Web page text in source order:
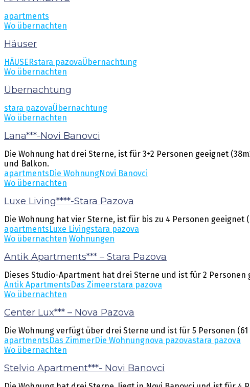
apartments
Wo übernachten
Häuser
HÄUSERstara pazovaÜbernachtung
Wo übernachten
Übernachtung
stara pazovaÜbernachtung
Wo übernachten
Lana***-Novi Banovci
Die Wohnung hat drei Sterne, ist für 3+2 Personen geeignet
und Balkon.
apartmentsDie WohnungNovi Banovci
Wo übernachten
Luxe Living****-Stara Pazova
Die Wohnung hat vier Sterne, ist für bis zu 4 Personen
apartmentsLuxe Livingstara pazova
Wo übernachten Wohnungen
Antik Apartments*** – Stara Pazova
Dieses Studio-Apartment hat drei Sterne und ist für 2 Personen
Antik ApartmentsDas Zimeerstara pazova
Wo übernachten
Center Lux*** – Nova Pazova
Die Wohnung verfügt über drei Sterne und ist für 5 Personen
apartmentsDas ZimmerDie Wohnungnova pazovastara pazova
Wo übernachten
Stelvio Apartment***- Novi Banovci